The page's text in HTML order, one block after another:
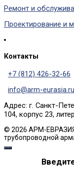
Ремонт и
Проектирование и
Контакты
+7 (812) 426-32-66
info@arm-eurasia.ru
Адрес: г. Санкт-
104, корпус 23,
© 2026 АРМ-
трубопроводной